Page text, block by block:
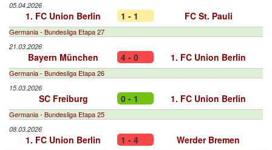
05.04.2026
1. FC Union Berlin 1 - 1 FC St. Pauli
Germania - Bundesliga Etapa 27
21.03.2026
Bayern München 4 - 0 1. FC Union Berlin
Germania - Bundesliga Etapa 26
15.03.2026
SC Freiburg 0 - 1 1. FC Union Berlin
Germania - Bundesliga Etapa 25
08.03.2026
1. FC Union Berlin 1 - 4 Werder Bremen